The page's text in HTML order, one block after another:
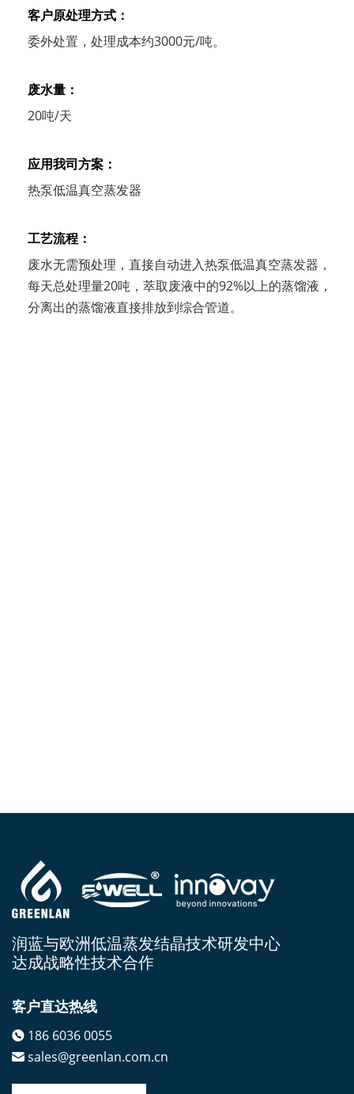
客户原处理方式：
委外处置，处理成本约3000元/吨。
废水量：
20吨/天
应用我司方案：
热泵低温真空蒸发器
工艺流程：
废水无需预处理，直接自动进入热泵低温真空蒸发器，
每天总处理量20吨，萃取废液中的92%以上的蒸馏液，
分离出的蒸馏液直接排放到综合管道。
润蓝与欧洲低温蒸发结晶技术研发中心
达成战略性技术合作
客户直达热线
186 6036 0055
sales@greenlan.com.cn